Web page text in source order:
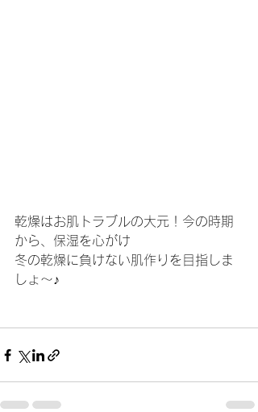
乾燥はお肌トラブルの大元！今の時期
から、保湿を心がけ
冬の乾燥に負けない肌作りを目指しま
しょ～♪